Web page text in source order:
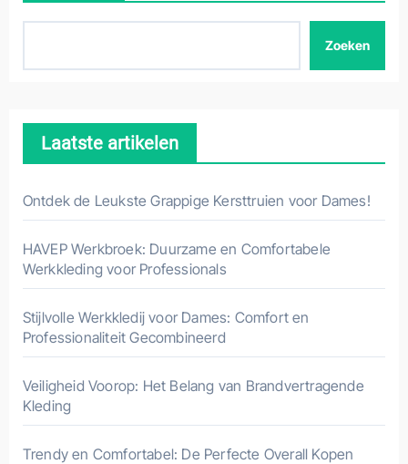
Zoeken
Laatste artikelen
Ontdek de Leukste Grappige Kersttruien voor Dames!
HAVEP Werkbroek: Duurzame en Comfortabele
Werkkleding voor Professionals
Stijlvolle Werkkledij voor Dames: Comfort en
Professionaliteit Gecombineerd
Veiligheid Voorop: Het Belang van Brandvertragende
Kleding
Trendy en Comfortabel: De Perfecte Overall Kopen